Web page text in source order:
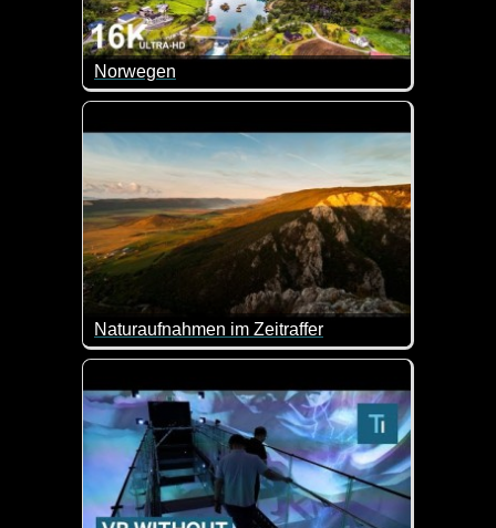
Norwegen
Die Landschaften Norwegens sind für
Naturaufnahmen im Zeitraffer